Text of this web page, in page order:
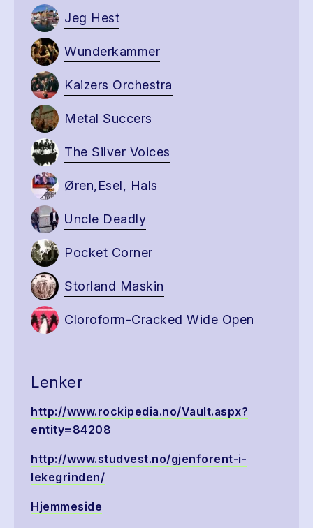
Jeg Hest
Wunderkammer
Kaizers Orchestra
Metal Succers
The Silver Voices
Øren,Esel, Hals
Uncle Deadly
Pocket Corner
Storland Maskin
Cloroform-Cracked Wide Open
Lenker
http://www.rockipedia.no/Vault.aspx?
entity=84208
http://www.studvest.no/gjenforent-i-
lekegrinden/
Hjemmeside